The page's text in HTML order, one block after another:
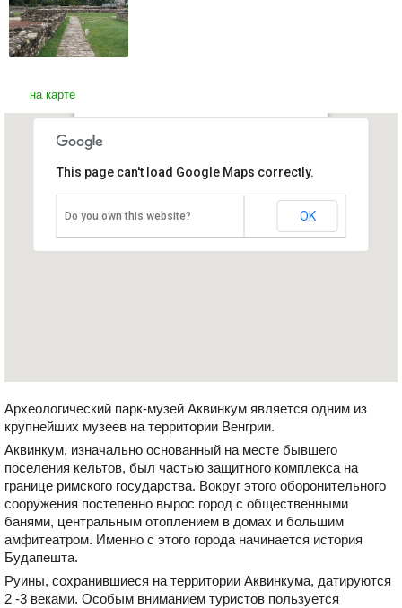
на карте
Венгрия, Будапешт
This page can't load Google Maps correctly.
Do you own this website? OK
Археологический парк-музей Аквинкум является одним из
крупнейших музеев на территории Венгрии.
Аквинкум, изначально основанный на месте бывшего
поселения кельтов, был частью защитного комплекса на
границе римского государства. Вокруг этого оборонительного
сооружения постепенно вырос город с общественными
банями, центральным отоплением в домах и большим
амфитеатром. Именно с этого города начинается история
Будапешта.
Руины, сохранившиеся на территории Аквинкума, датируются
2 -3 веками. Особым вниманием туристов пользуется